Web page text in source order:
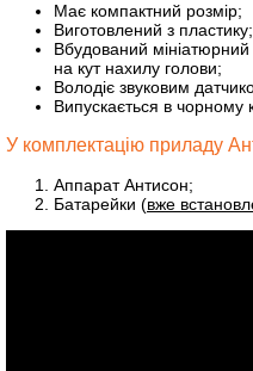
Має компактний розмір;
Виготовлений з пластику;
Вбудований
на кут нахилу голови;
Володіє звуковим
Випускається в чорному
У комплектацію приладу
Аппарат Антисон;
Батарейки (вже